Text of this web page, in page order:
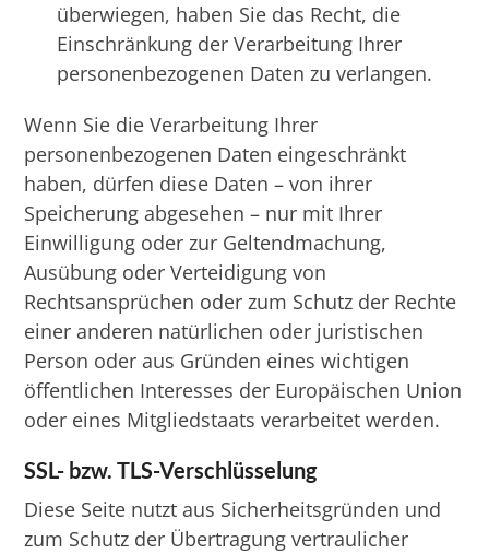
überwiegen, haben Sie das Recht, die
Einschränkung der Verarbeitung Ihrer
personenbezogenen Daten zu verlangen.
Wenn Sie die Verarbeitung Ihrer
personenbezogenen Daten eingeschränkt
haben, dürfen diese Daten – von ihrer
Speicherung abgesehen – nur mit Ihrer
Einwilligung oder zur Geltendmachung,
Ausübung oder Verteidigung von
Rechtsansprüchen oder zum Schutz der Rechte
einer anderen natürlichen oder juristischen
Person oder aus Gründen eines wichtigen
öffentlichen Interesses der Europäischen Union
oder eines Mitgliedstaats verarbeitet werden.
SSL- bzw. TLS-Verschlüsselung
Diese Seite nutzt aus Sicherheitsgründen und
zum Schutz der Übertragung vertraulicher